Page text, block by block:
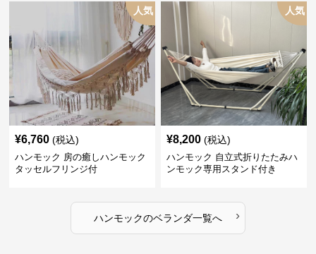
人気
¥6,760 (税込)
ハンモック 房の癒しハンモック
タッセルフリンジ付
人気
¥8,200 (税込)
ハンモック 自立式折りたたみハ
ンモック専用スタンド付き
ハンモックのベランダ一覧へ ›